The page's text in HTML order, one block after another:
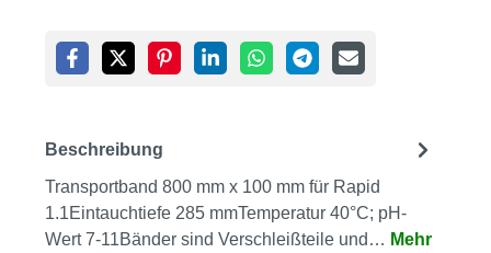
Beschreibung
Transportband 800 mm x 100 mm für Rapid
1.1Eintauchtiefe 285 mmTemperatur 40°C; pH-
Wert 7-11Bänder sind Verschleißteile und… Mehr